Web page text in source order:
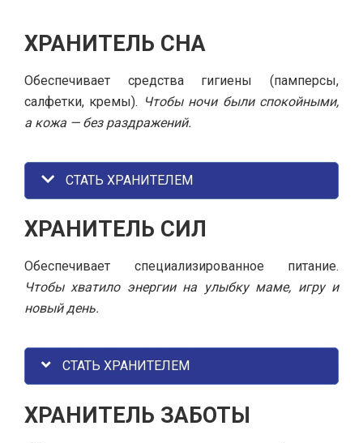
ХРАНИТЕЛЬ СНА
Обеспечивает средства гигиены (памперсы,
салфетки, кремы). Чтобы ночи были спокойными,
а кожа — без раздражений.
СТАТЬ ХРАНИТЕЛЕМ
ХРАНИТЕЛЬ СИЛ
Обеспечивает специализированное питание.
Чтобы хватило энергии на улыбку маме, игру и
новый день.
СТАТЬ ХРАНИТЕЛЕМ
ХРАНИТЕЛЬ ЗАБОТЫ